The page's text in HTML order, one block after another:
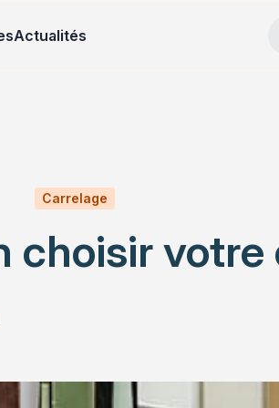
Actualités
Carrelage
choisir